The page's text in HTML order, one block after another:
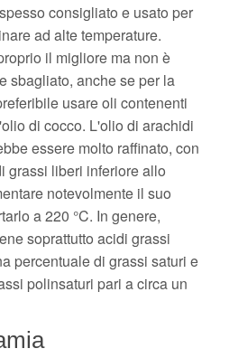
consigliato e usato per
ad alte temperature.
il migliore ma non è
sbagliato, anche se per la
usare oli contenenti
di cocco. L'olio di arachidi
essere molto raffinato, con
grassi liberi inferiore allo
notevolmente il suo
a 220 °C. In genere,
soprattutto acidi grassi
percentuale di grassi saturi e
polinsaturi pari a circa un